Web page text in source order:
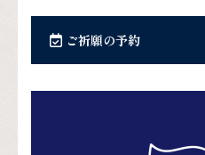
ご祈願の予約